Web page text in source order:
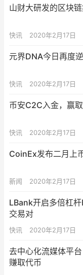
山财大研发的区块
快讯 2020年2月17日
元界DNA今日再度
快讯 2020年2月17日
币安C2C入金，赢
快讯 2020年2月17日
CoinEx发布二月上
新闻 2020年2月17日
LBank开启多倍杠
交易对
快讯 2020年2月17日
去中心化流媒体平
赚取代币